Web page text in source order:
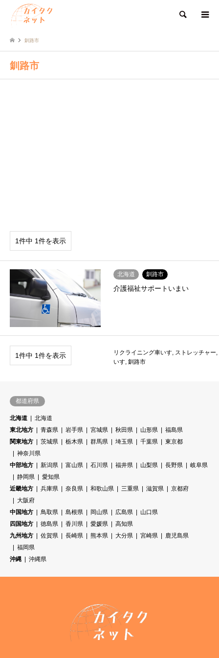
検索
釧路市
釧路市
1件中 1件を表示
北海道 釧路市
介護福祉サポートいまい
リクライニング車いす, ストレッチャー,
いす, 釧路市
1件中 1件を表示
都道府県
北海道
北海道
東北地方
青森県 岩手県 宮城県 秋田県 山形県
福島県
関東地方
茨城県 栃木県 群馬県 埼玉県 千葉県
東京都
神奈川県
中部地方
新潟県 富山県 石川県 福井県 山梨県 長野県
岐阜県
静岡県
愛知県
近畿地方
兵庫県 奈良県 和歌山県 三重県 滋賀県
京都府
大阪府
中国地方
鳥取県 島根県 岡山県 広島県
山口県
四国地方
徳島県 香川県 愛媛県
高知県
九州地方
佐賀県 長崎県 熊本県 大分県 宮崎県
鹿児島県
福岡県
沖縄
沖縄県